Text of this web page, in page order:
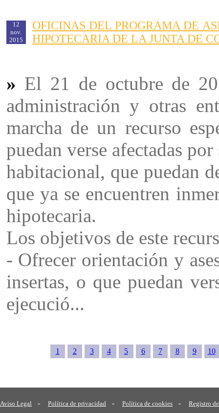
12
nov.
2015
OFICINAS DEL PROGRAMA DE
HIPOTECARIA DE LA JUNTA DE
» El 21 de octubre de
administración y otras
marcha de un recurso
puedan verse afectadas
habitacional, que puedan
que ya se encuentren
hipotecaria.
Los objetivos de este
- Ofrecer orientación y
insertas, o que puedan
ejecució...
1 2 3 4 5 6 7 8 9 10
Aviso Legal - Política de privacidad - Política de cookies - Registro